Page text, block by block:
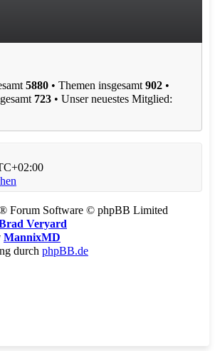
5880 • Themen insgesamt902 •
723 • Unser neuestes Mitglied:
Forum Software © phpBB Limited
Veryard
MannixMD
durch phpBB.de